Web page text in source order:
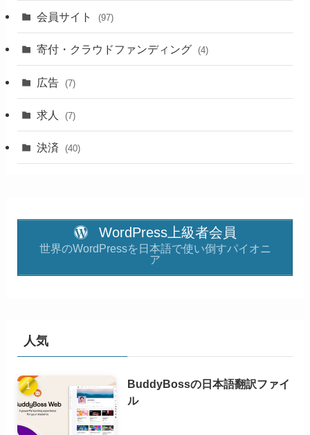
会員サイト (97)
寄付・クラウドファンディング (4)
広告 (7)
求人 (7)
決済 (40)
WordPress上級者会員
世界のWordPressを日本語で使い倒すパイオニ
ア
人気
BuddyBossの日本語翻訳ファイ
ル